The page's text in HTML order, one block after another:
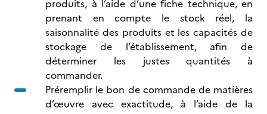
produits, à l’aide d’une fiche technique, en
prenant en compte le stock réel, la
saisonnalité des produits et les capacités de
stockage de l’établissement, afin de
déterminer les justes quantités à
commander.
Préremplir le bon de commande de matières
d’œuvre avec exactitude, à l’aide de la